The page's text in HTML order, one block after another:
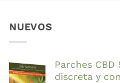
NUEVOS
Parches
discreta y